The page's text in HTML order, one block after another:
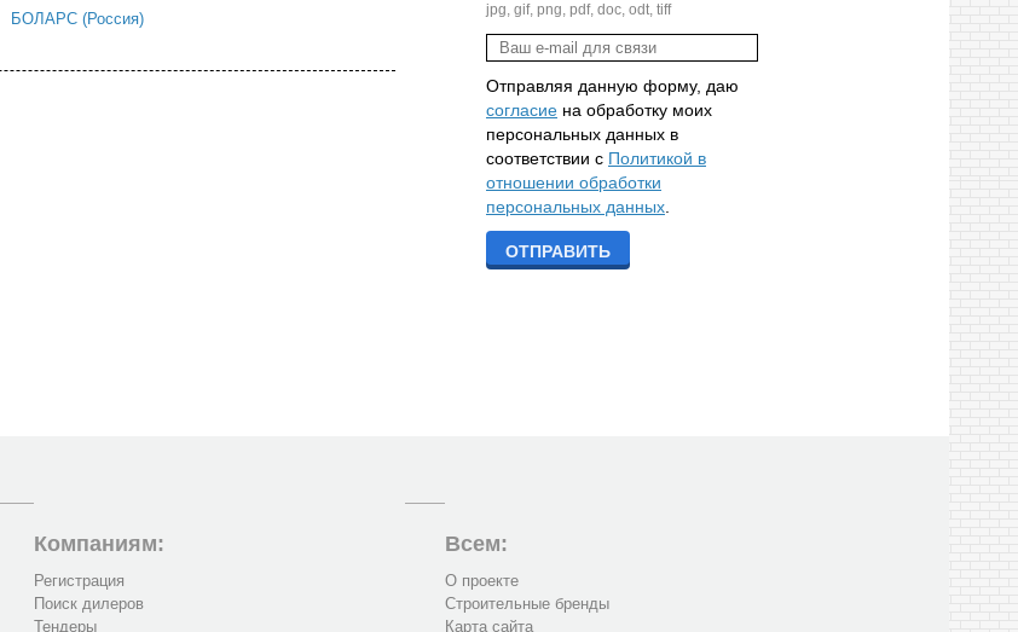
jpg, gif, png, pdf, doc, odt, tiff
Отправляя данную форму, даю
согласие на обработку моих
персональных данных в
соответствии с Политикой в
отношении обработки
персональных данных
БОЛАРС (Россия)
Компаниям:
Регистрация
Поиск дилеров
Тендеры
Всем:
О проекте
Строительные бренды
Карта сайта